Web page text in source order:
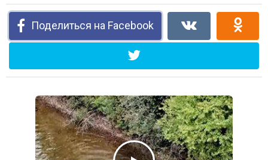
Поделиться на Facebook